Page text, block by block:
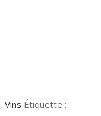
, Vins Étiquette :